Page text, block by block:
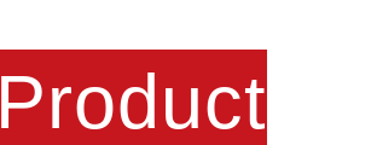
Product